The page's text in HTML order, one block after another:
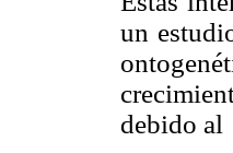
un
debido al